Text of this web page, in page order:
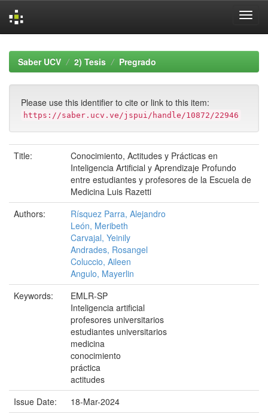
navigationSaber UCV 2) Tesis Pregrado
Please use this identifier to cite or link to this item:
https://saber.ucv.ve/jspui/handle/10872/22946
Title:
Conocimiento, Actitudes y Prácticas en
Inteligencia Artificial y Aprendizaje Profundo
entre estudiantes y profesores de la Escuela de
Medicina Luis Razetti
Authors:
Rísquez Parra, Alejandro
León, Meribeth
Carvajal, Yeinily
Andrades, Rosangel
Coluccio, Aileen
Angulo, Mayerlin
Keywords:
EMLR-SP
Inteligencia artificial
profesores universitarios
estudiantes universitarios
medicina
conocimiento
práctica
actitudes
Issue Date:
18-Mar-2024